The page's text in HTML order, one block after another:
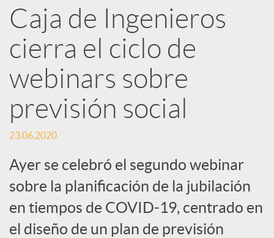
b
l
i
c
a
d
Caja de Ingenieros
cierra el ciclo de
webinars sobre
previsión social
23.06.2020
Ayer se celebró el segundo webinar
sobre la planificación de la jubilación
en tiempos de COVID-19, centrado en
el diseño de un plan de previsión